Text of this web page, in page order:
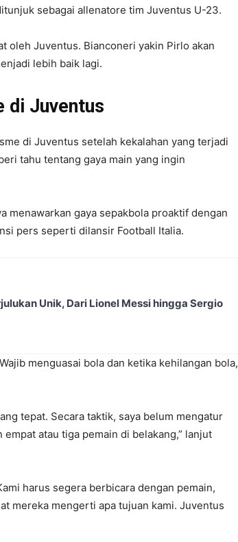
sebagai allenatore tim Juventus U-23.
oleh Juventus. Bianconeri yakin Pirlo akan
lebih baik lagi.
di Juventus
di Juventus setelah kekalahan yang terjadi
tahu tentang gaya main yang ingin
menawarkan gaya sepakbola proaktif dengan
pers seperti dilansir Football Italia.
Unik, Dari Lionel Messi hingga Sergio
menguasai bola dan ketika kehilangan bola,
tepat. Secara taktik, saya belum mengatur
atau tiga pemain di belakang,” lanjut
harus segera berbicara dengan pemain,
mereka mengerti apa tujuan kami. Juventus